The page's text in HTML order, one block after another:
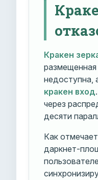
Кракен
размещенная
недоступна,
кракен вход.
через
десяти
Как
даркнет-